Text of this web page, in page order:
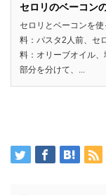
セロリのベーコン
セロリとベーコンを
料：パスタ2人前、セ
料：オリーブオイル
部分を分けて、...